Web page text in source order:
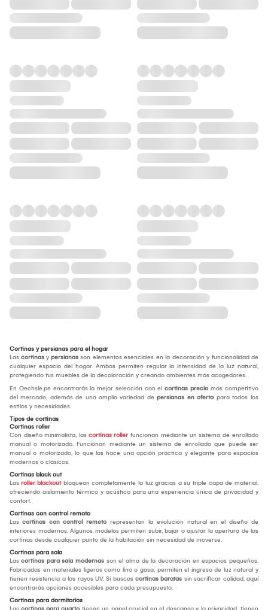
Cortinas y persianas para el hogar
Las cortinas y persianas son elementos esenciales en la decoración y funcionalidad de
cualquier espacio del hogar. Ambas permiten regular la intensidad de la luz natural,
protegiendo tus muebles de la decoloración y creando ambientes más acogedores.
En Oechsle.pe encontrarás la mejor selección con el cortinas precio más competitivo
del mercado, además de una amplia variedad de persianas en oferta para todos los
estilos y necesidades.
Tipos de cortinas
Cortinas roller
Con diseño minimalista, las cortinas roller funcionan mediante un sistema de enrollado
manual o motorizado. Funcionan mediante un sistema de enrollado que puede ser
manual o motorizado, lo que las hace una opción práctica y elegante para espacios
modernos o clásicos.
Cortinas black out
Las roller blackoutbloquean completamente la luz gracias a su triple capa de material,
ofreciendo aislamiento térmico y acústico para una experiencia única de privacidad y
confort.
Cortinas con control remoto
Las cortinas con control remoto representan la evolución natural en el diseño de
interiores modernos. Algunos modelos permiten subir, bajar o ajustar la apertura de las
cortinas desde cualquier punto de la habitación sin necesidad de moverse.
Cortinas para sala
Las cortinas para sala modernas son el alma de la decoración en espacios pequeños.
Fabricadas en materiales ligeros como lino o gasa, permiten el ingreso de luz natural y
tienen resistencia a los rayos UV. Si buscas cortinas baratas sin sacrificar calidad, aquí
encontrarás opciones accesibles para cada presupuesto.
Cortinas para dormitorios